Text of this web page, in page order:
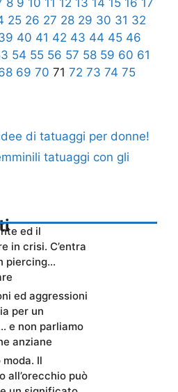
8 9 10 11 12 13 14 15 16 17
25 26 27 28 29 30 31 32
40 41 42 43 44 45 46
54 55 56 57 58 59 60 61
69 70 71 72 73 74 75
di tatuaggi per donne!
tatuaggi con gli
ed il
in crisi. C’entra
piercing…
ed aggressioni
per un
e non parliamo
anziane
moda. Il
all’orecchio può